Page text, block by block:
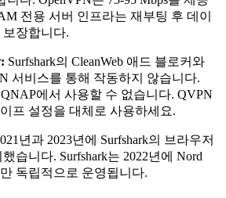
전용 서버 인프라는 재부팅 후 데이
장합니다.
Surfshark의 CleanWeb 애드 블로커와
서비스를 통해 작동하지 않습니다.
에서 사용할 수 없습니다. QVPN
프 설정을 대체로 사용하세요.
년과 2023년에 Surfshark의 브라우저
습니다. Surfshark는 2022년에 Nord
독립적으로 운영됩니다.